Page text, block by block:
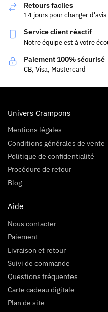
Retours faciles
14 jours pour changer d'avis
Service client réactif
Notre équipe est à votre
Paiement 100% sécurisé
CB, Visa, Mastercard
Univers Crampons
Mentions légales
Conditions générales de vente
Politique de confidentialité
Procédure de retour
Blog
Aide
Nous contacter
Paiement
Livraison et retour
Suivi de commande
Questions fréquentes
Carte cadeau digitale
Plan de site